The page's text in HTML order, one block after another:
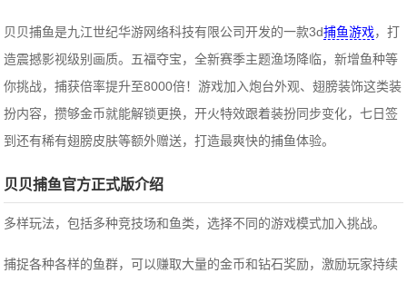
贝贝捕鱼是九江世纪华游网络科技有限公司开发的一款3d捕鱼游戏，打
造震撼影视级别画质。五福夺宝，全新赛季主题渔场降临，新增鱼种等
你挑战，捕获倍率提升至8000倍！游戏加入炮台外观、翅膀装饰这类装
扮内容，攒够金币就能解锁更换，开火特效跟着装扮同步变化，七日签
到还有稀有翅膀皮肤等额外赠送，打造最爽快的捕鱼体验。
贝贝捕鱼官方正式版介绍
多样玩法，包括多种竞技场和鱼类，选择不同的游戏模式加入挑战。
捕捉各种各样的鱼群，可以赚取大量的金币和钻石奖励，激励玩家持续